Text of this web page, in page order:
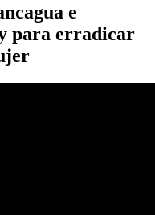
e
para erradicar